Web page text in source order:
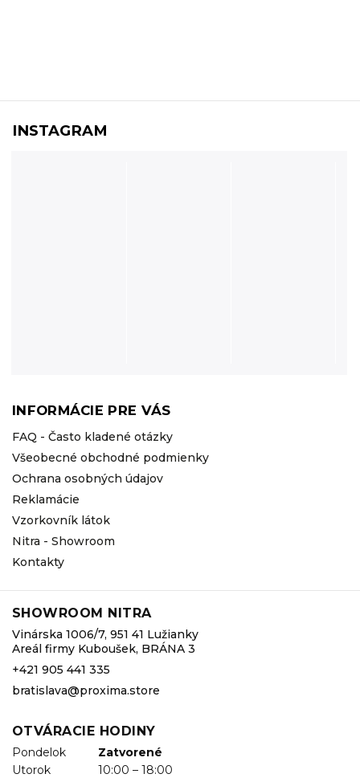
INFORMÁCIE PRE VÁS
FAQ - Často kladené otázky
Všeobecné obchodné podmienky
Ochrana osobných údajov
Reklamácie
Vzorkovník látok
Nitra - Showroom
Kontakty
SHOWROOM NITRA
Vinárska 1006/7, 951 41 Lužianky
Areál firmy Kuboušek, BRÁNA 3
+421 905 441 335
bratislava@proxima.store
OTVÁRACIE HODINY
Pondelok
Zatvorené
Utorok
10:00 – 18:00
INSTAGRAM